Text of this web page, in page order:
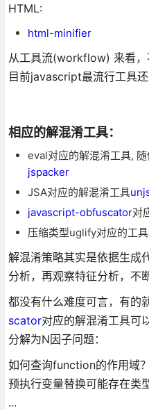
HTML:
html-minifier
从工具流(workflow) 来看
目前javascript最流行工具还
相应的解混淆工具：
eval对应的解混淆工具,
jspacker
JSA对应的解混淆工具
javascript-obfuscator对
压缩类型uglify对应的工具
解混淆策略其实是依据生成
分析，再观察特征分析，不
都没有什么难度可言，有的
scator对应的解混淆工具可
分解为N因子问题：
如何查询function的作用域？
预执行变量替换可能存在类
...